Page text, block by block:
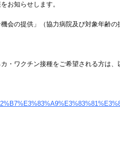
お知らせします。
会の提供」（協力病院及び対象年齢の
・ワクチン接種をご希望される方は